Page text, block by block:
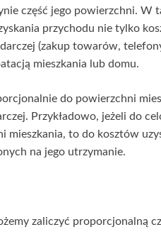
część jego powierzchni. W
przychodu nie tylko
(zakup towarów,
mieszkania lub domu.
do powierzchni
Przykładowo, jeżeli do
mieszkania, to do kosztów
na jego utrzymanie.
zaliczyć proporcjonalną